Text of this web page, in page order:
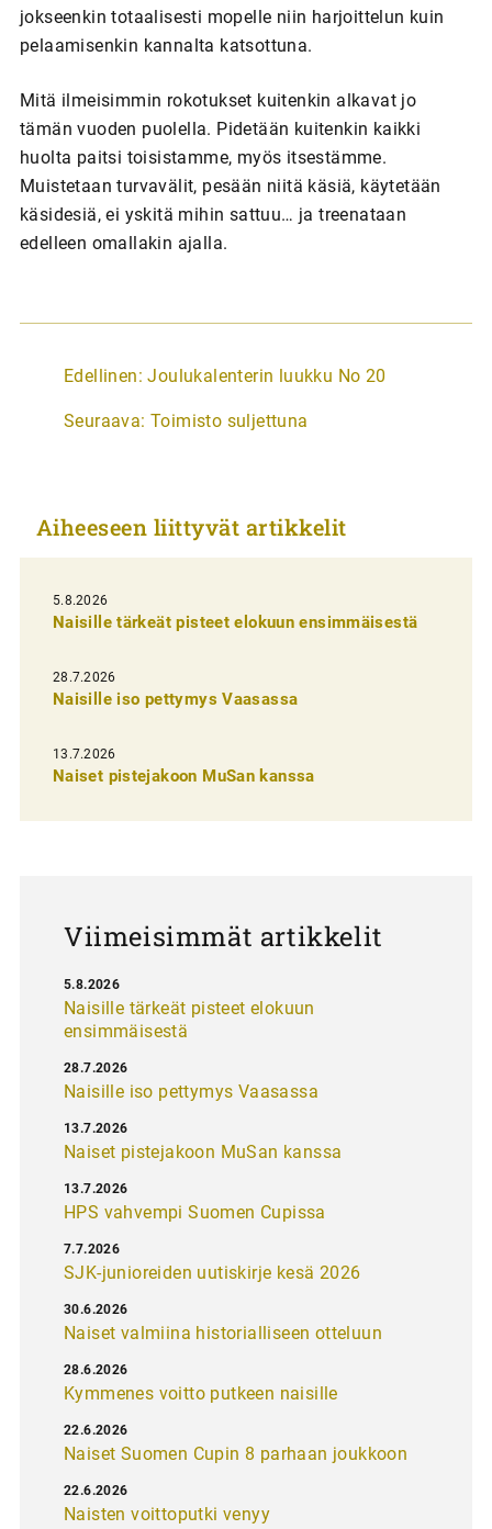
jokseenkin totaalisesti mopelle niin harjoittelun kuin
pelaamisenkin kannalta katsottuna.
Mitä ilmeisimmin rokotukset kuitenkin alkavat jo
tämän vuoden puolella. Pidetään kuitenkin kaikki
huolta paitsi toisistamme, myös itsestämme.
Muistetaan turvavälit, pesään niitä käsiä, käytetään
käsidesiä, ei yskitä mihin sattuu… ja treenataan
edelleen omallakin ajalla.
A
t
k
e
l
i
e
n
e
Edellinen: Joulukalenterin luukku No 20
Seuraava: Toimisto suljettuna
Aiheeseen liittyvät artikkelit
5.8.2026
Naisille tärkeät pisteet elokuun ensimmäisestä
28.7.2026
Naisille iso pettymys Vaasassa
13.7.2026
Naiset pistejakoon MuSan kanssa
Viimeisimmät artikkelit
Naisille tärkeät pisteet elokuun
ensimmäisestä
5.8.2026
Naisille iso pettymys Vaasassa
28.7.2026
Naiset pistejakoon MuSan kanssa
13.7.2026
HPS vahvempi Suomen Cupissa
13.7.2026
SJK-junioreiden uutiskirje kesä 2026
7.7.2026
Naiset valmiina historialliseen otteluun
30.6.2026
Kymmenes voitto putkeen naisille
28.6.2026
Naiset Suomen Cupin 8 parhaan joukkoon
22.6.2026
Naisten voittoputki venyy
22.6.2026